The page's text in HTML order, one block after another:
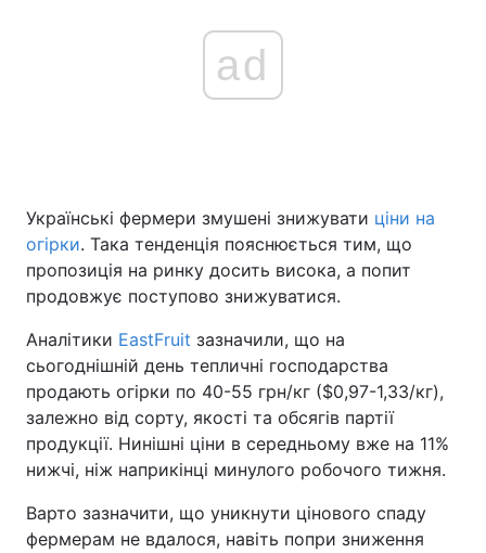
ad
Українські фермери змушені знижувати ціни на
огірки. Така тенденція пояснюється тим, що
пропозиція на ринку досить висока, а попит
продовжує поступово знижуватися.
Аналітики EastFruit зазначили, що на
сьогоднішній день тепличні господарства
продають огірки по 40-55 грн/кг ($0,97-1,33/кг),
залежно від сорту, якості та обсягів партії
продукції. Нинішні ціни в середньому вже на 11%
нижчі, ніж наприкінці минулого робочого тижня.
Варто зазначити, що уникнути цінового спаду
фермерам не вдалося, навіть попри зниження